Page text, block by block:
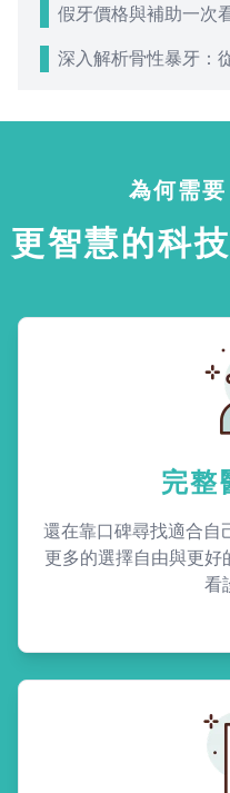
假牙價格與補助一次
深入解析骨性暴牙：
為何需
更智慧的科
完整
還在靠口碑尋找適合自
更多的選擇自由與更好
看